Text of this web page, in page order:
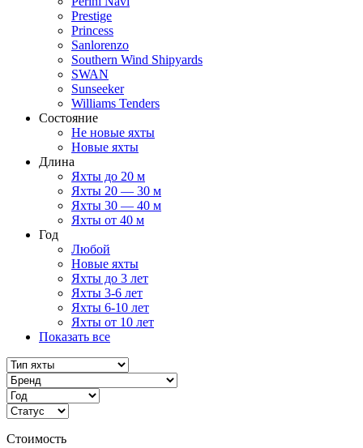
Prestige
Princess
Sanlorenzo
Southern Wind Shipyards
SWAN
Sunseeker
Williams Tenders
Состояние
Не новые яхты
Новые яхты
Длина
Яхты до 20 м
Яхты 20 — 30 м
Яхты 30 — 40 м
Яхты от 40 м
Год
Любой
Новые яхты
Яхты до 3 лет
Яхты 3-6 лет
Яхты 6-10 лет
Яхты от 10 лет
Показать все
Стоимость